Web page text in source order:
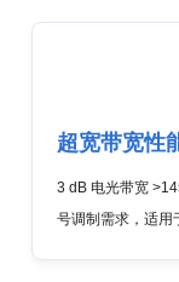
超宽带宽性
3 dB 电光带宽
号调制需求，适用